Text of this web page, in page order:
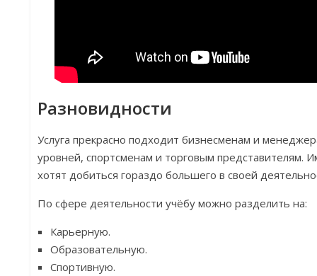
Разновидности
Услуга прекрасно подходит бизнесменам и
уровней, спортсменам и торговым представителям.
хотят добиться гораздо большего в своей
По сфере деятельности учёбу можно разделить на:
Карьерную.
Образовательную.
Спортивную.